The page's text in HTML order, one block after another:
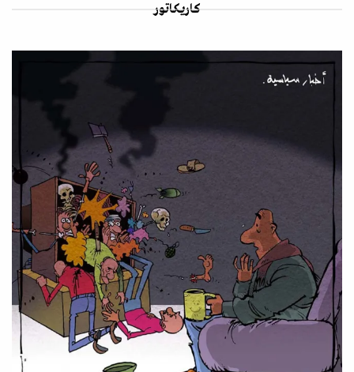
كاريكاتور